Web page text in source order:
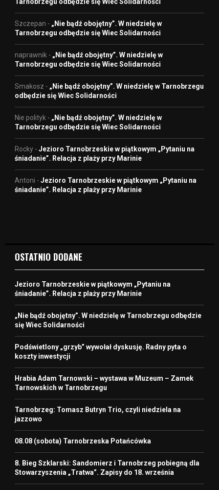
Tarnobrzegu odbędzie się Wiec Solidarności
Szczepan - „Nie bądź obojętny”. W niedzielę w
Tarnobrzegu odbędzie się Wiec Solidarności
naprawnik - „Nie bądź obojętny”. W niedzielę w
Tarnobrzegu odbędzie się Wiec Solidarności
Smakosz - „Nie bądź obojętny”. W niedzielę w Tarnobrzegu
odbędzie się Wiec Solidarności
Nie polityk - „Nie bądź obojętny”. W niedzielę w
Tarnobrzegu odbędzie się Wiec Solidarności
Rocky - Jezioro Tarnobrzeskie w piątkowym „Pytaniu na
śniadanie”. Relacja z plaży przy Marinie
Antoni - Jezioro Tarnobrzeskie w piątkowym „Pytaniu na
śniadanie”. Relacja z plaży przy Marinie
OSTATNIO DODANE
Jezioro Tarnobrzeskie w piątkowym „Pytaniu na
śniadanie”. Relacja z plaży przy Marinie
„Nie bądź obojętny”. W niedzielę w Tarnobrzegu odbędzie
się Wiec Solidarności
Podświetlony „grzyb” wywołał dyskusję. Radny pyta o
koszty inwestycji
Hrabia Adam Tarnowski – wystawa w Muzeum – Zamek
Tarnowskich w Tarnobrzegu
Tarnobrzeg: Tomasz Butryn Trio, czyli niedziela na
jazzowo
08.08 (sobota) Tarnobrzeska Potańcówka
8. Bieg Szklarski: Sandomierz i Tarnobrzeg pobiegną dla
Stowarzyszenia „Tratwa”. Zapisy do 18. września